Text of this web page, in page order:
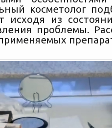
косметолог
исходя из
проблемы.